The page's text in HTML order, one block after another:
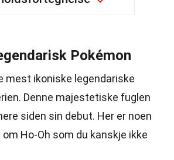
Pokémon
mest ikoniske legendariske
Denne majestetiske fuglen
siden sin debut. Her er noen
Ho-Oh som du kanskje ikke